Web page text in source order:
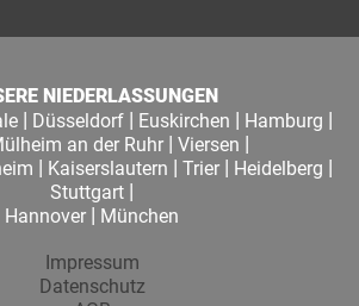
NIEDERLASSUNGEN
| Düsseldorf| Euskirchen | Hamburg |
an der Ruhr| Viersen |
| Kaiserslautern | Trier | Heidelberg |
Stuttgart |
Hannover | München
Impressum
Datenschutz